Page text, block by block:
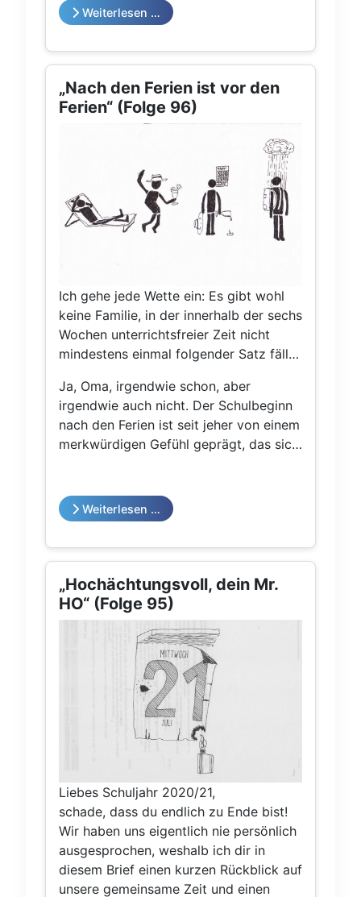
Weiterlesen …
„Nach den Ferien ist vor den
Ferien“ (Folge 96)
Ich gehe jede Wette ein: Es gibt wohl
keine Familie, in der innerhalb der sechs
Wochen unterrichtsfreier Zeit nicht
mindestens einmal folgender Satz fällt:
wieder losgeht!“ Gerne auch von Oma
als verschmitzt-süffisante Frage
formuliert: „Und, bist auch froh, wenn
die Schule wieder anfängt?“
Ja, Oma, irgendwie schon, aber
irgendwie auch nicht. Der Schulbeginn
nach den Ferien ist seit jeher von einem
merkwürdigen Gefühl geprägt, das sich
Lotterleben der Sommerferien ist
vorbei: Statt des chilligen In-den-Tag-
wieder mitten in der Nacht ein Gerät,
um den wohlverdienten Schlaf zu
beenden. Nicht cool.
Weiterlesen …
„Hochächtungsvoll, dein Mr.
HO“ (Folge 95)
Liebes Schuljahr 2020/21,
schade, dass du endlich zu Ende bist!
Wir haben uns eigentlich nie persönlich
ausgesprochen, weshalb ich dir in
diesem Brief einen kurzen Rückblick auf
unsere gemeinsame Zeit und einen